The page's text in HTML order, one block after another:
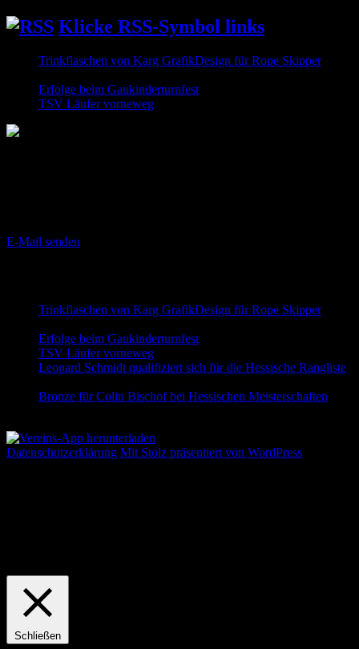
Klicke RSS-Symbol links
Trinkflaschen von Karg GrafikDesign für Rope Skipper
Erfolge beim Gaukinderturnfest
TSV Läufer vorneweg
E-Mail senden
Trinkflaschen von Karg GrafikDesign für Rope Skipper
Erfolge beim Gaukinderturnfest
TSV Läufer vorneweg
Leonard Schmidt qualifiziert sich für die Hessische Rangliste
Bronze für Colin Bischof bei Hessischen Meisterschaften
Datenschutzerklärung Mit Stolz präsentiert von WordPress
Schließen